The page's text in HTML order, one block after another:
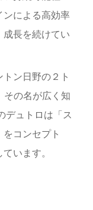
ンによる高効率
成長を続けてい
ン日野の２ト
その名が広く知
デュトロは「ス
コンセプト
います。